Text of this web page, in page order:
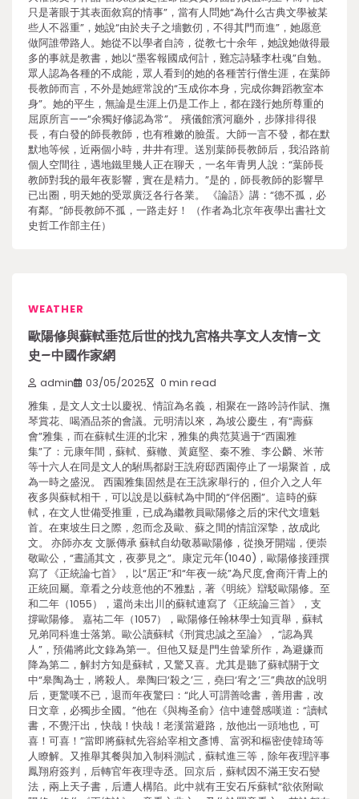
只是著眼于其表面敘寫的情事”，當有人問她“為什么古典文學被某
些人不器重”，她說“由於夫子之墻數仞，不得其門而進”，她愿意
做阿誰帶路人。她從不以學者自誇，從教七十余年，她說她做得最
多的事就是教書，她以“墨客報國成何計，難忘詩騷李杜魂”自勉。
眾人認為各種的不成能，眾人看到的她的各種苦行僧生涯，在葉師
長教師而言，不外是她經常說的“玉成你本身，完成你舞蹈教室本
身”。她的平生，無論是生涯上仍是工作上，都在踐行她所尊重的
屈原所言——“余獨好修認為常”。 殯儀館濱河廳外，步隊排得很
長，有白發的師長教師，也有稚嫩的臉蛋。大師一言不發，都在默
默地等候，近兩個小時，井井有理。送別葉師長教師后，我沿路前
個人空間往，遇地鐵里幾人正在聊天，一名年青男人說：“葉師長
教師對我的最年夜影響，實在是精力。”是的，師長教師的影響早
已出圈，明天她的受眾廣泛各行各業。 《論語》講：“德不孤，必
有鄰。”師長教師不孤，一路走好！ （作者為北京年夜學出書社文
史哲工作部主任）
WEATHER
歐陽修與蘇軾垂范后世的找九宮格共享文人友情–文
史–中國作家網
admin 03/05/2025 0 min read
雅集，是文人文士以慶祝、情誼為名義，相聚在一路吟詩作賦、撫
琴賞花、喝酒品茶的會議。元明清以來，為坡公慶生，有“壽蘇
會”雅集，而在蘇軾生涯的北宋，雅集的典范莫過于“西園雅
集”了：元康年間，蘇軾、蘇轍、黃庭堅、秦不雅、李公麟、米芾
等十六人在同是文人的駙馬都尉王詵府邸西園停止了一場聚首，成
為一時之盛況。 西園雅集固然是在王詵家舉行的，但介入之人年
夜多與蘇軾相干，可以說是以蘇軾為中間的“伴侶圈”。這時的蘇
軾，在文人世備受推重，已成為繼教員歐陽修之后的宋代文壇魁
首。在東坡生日之際，忽而念及歐、蘇之間的情誼深摯，故成此
文。 亦師亦友 文脈傳承 蘇軾自幼敬慕歐陽修，從換牙開端，便崇
敬歐公，“晝誦其文，夜夢見之”。康定元年(1040)，歐陽修接踵撰
寫了《正統論七首》，以“居正”和“年夜一統”為尺度,會商汗青上的
正統回屬。章看之分歧意他的不雅點，著《明統》辯駁歐陽修。至
和二年（1055），還尚未出川的蘇軾連寫了《正統論三首》，支
撐歐陽修。 嘉祐二年（1057），歐陽修任翰林學士知貢舉，蘇軾
兄弟同科進士落第。歐公讀蘇軾《刑賞忠誠之至論》，“認為異
人”，預備將此文錄為第一。但他又疑是門生曾鞏所作，為避嫌而
降為第二，解封方知是蘇軾，又驚又喜。尤其是聽了蘇軾關于文
中“皋陶為士，將殺人。皋陶曰‘殺之’三，堯曰‘宥之’三”典故的說明
后，更驚嘆不已，退而年夜驚曰：“此人可謂善唸書，善用書，改
日文章，必獨步全國。”他在《與梅圣俞》信中連聲感嘆道：“讀軾
書，不覺汗出，快哉！快哉！老漢當避路，放他出一頭地也，可
喜！可喜！”當即將蘇軾先容給宰相文彥博、富弼和樞密使韓琦等
人瞭解。又推舉其餐與加入制科測試，蘇軾進三等，除年夜理評事
鳳翔府簽判，后轉官年夜理寺丞。回京后，蘇軾因不滿王安石變
法，兩上天子書，后遭人構陷。此中就有王安石斥蘇軾“欲依附歐